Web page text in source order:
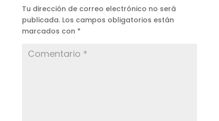
Tu dirección de correo electrónico no será
publicada. Los campos obligatorios están
marcados con *